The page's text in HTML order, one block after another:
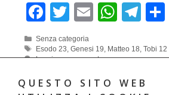
QUESTO SITO WEB
F
c
b
T
wi
tt
E
ail
W
at
A
T
e
a
n
Categorie
Senza categoria
Tag
Esodo 23 ,Genesi 19 Matteo 18 ,Tobi 12
Lascia un commento